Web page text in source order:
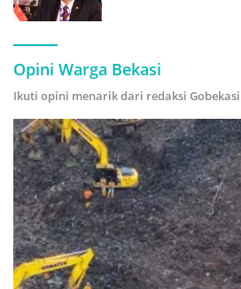
Opini Warga Bekasi
Ikuti opini menarik dari redaksi